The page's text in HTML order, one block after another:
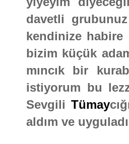
davetli
kendinize habire
bizim küçük
mıncık bir
istiyorum bu
Sevgili Tümay
aldım ve